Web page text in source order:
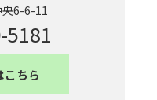
6-6-11
5181
こちら